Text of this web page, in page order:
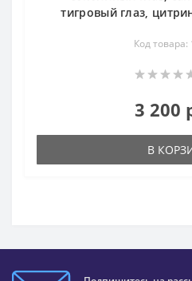
тигровый глаз,
Код товара:
3 200
В